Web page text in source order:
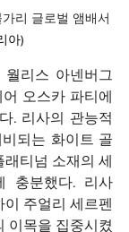
리 글로벌 앰배서
아)
월리스 아넨버그
오스카 파티에
. 리사의 관능적
되는 화이트 골
티넘 소재의 세
충분했다. 리사
주얼리 세르펜
이목을 집중시켰